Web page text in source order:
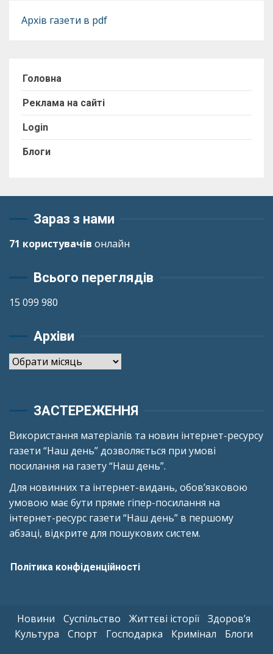
Архів газети в pdf
Головна
Реклама на сайті
Login
Блоги
Зараз з нами
71 користувачів онлайн
Всього переглядів
15 099 980
Архіви
Архіви
ЗАСТЕРЕЖЕННЯ
Використання матеріалів та новин інтернет-ресурсу
газети “Наш день” дозволяється при умові
посилання на газету “Наш день”.
Для новинних та інтернет-видань, обов’язковою
умовою має бути пряме гіпер-посилання на
інтернет-ресурс газети “Наш день” в першому
абзаці, відкрите для пошукових систем.
Політика конфіденційності
Новини Суспільство Життєві історії
Здоров’я
Культура
Спорт Господарка Кримінал Блоги